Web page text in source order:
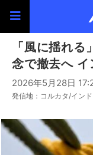
「風に揺れ
念で撤去へ イ
2026年5月28日
発信地：コルカタ/イン